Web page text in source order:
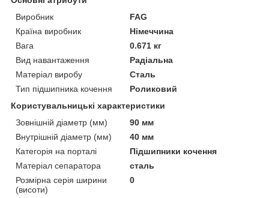
Виробник
FAG
Країна виробник
Німеччина
Вага
0.671 кг
Вид навантаження
Радіальна
Матеріал виробу
Сталь
Тип підшипника кочення
Роликовий
Користувальницькі характеристики
Зовнішній діаметр (мм)
90 мм
Внутрішній діаметр (мм)
40 мм
Категорія на порталі
Підшипники кочення
Матеріал сепаратора
сталь
Розмірна серія ширини
(висоти)
0